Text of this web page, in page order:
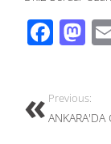
F
b
M
d
Previous:
ANKARA'DA